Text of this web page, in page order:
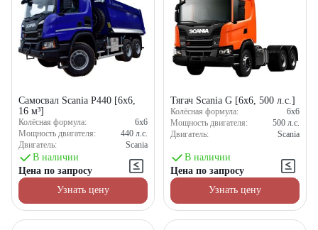
Самосвал Scania P440 [6x6,
16 м³]
Колёсная формула:
6x6
Мощность двигателя:
440 л.с.
Двигатель:
Scania
В наличии
Цена по запросу
Узнать цену
Тягач Scania G [6x6, 500 л.с.]
Колёсная формула:
6x6
Мощность двигателя:
500 л.с.
Двигатель:
Scania
В наличии
Цена по запросу
Узнать цену